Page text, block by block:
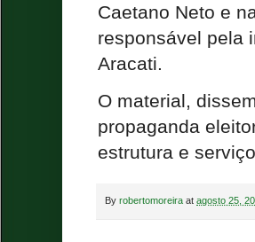
Caetano Neto e
responsável pela
Aracati.
O material,
propaganda
estrutura e
By robertomoreira at agosto 25,